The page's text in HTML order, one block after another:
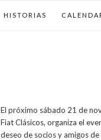
HISTORIAS
El próximo sábado 21 de
Fiat Clásicos, organiza el
deseo de socios y amigos